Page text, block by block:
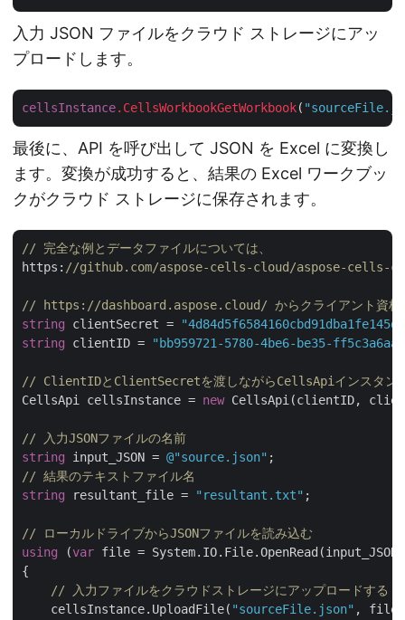
入力 JSON ファイルをクラウド ストレージにアッ
プロードします。
cellsInstance.CellsWorkbookGetWorkbook(
最後に、API を呼び出して JSON を Excel に変換し
ます。変換が成功すると、結果の Excel ワークブッ
クがクラウド ストレージに保存されます。
// 完全な例とデータファイルについては、
https: //github.com/aspose-cells-cloud/aspose-cells-
// https://dashboard.aspose.cloud/ からクライアント資格
string clientSecret =
string clientID = "bb959721-5780-4be6-be35-
// ClientIDとClientSecretを渡しながらCellsApiインスタン
CellsApi cellsInstance = new CellsApi(clientID,
// 入力JSONファイルの名前
string input_JSON = @"source.json"
// 結果のテキストファイル名
string resultant_file = "resultant.txt" ;
// ローカルドライブからJSONファイルを読み込む
using (var file =
{
// 入力ファイルをクラウドストレージにアップロードする
    cellsInstance.UploadFile(
"sourceFile.json" ,